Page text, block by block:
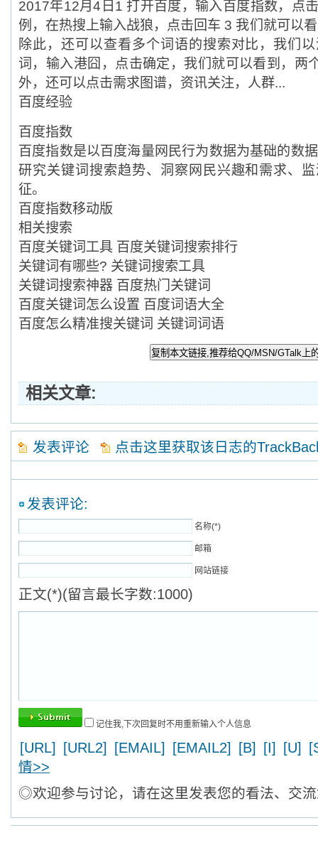
2017年12月4日1 打开百度，输入百度指数，点
例，在热搜上输入战狼，点击回车 3 我们就可以
除此，还可以查看多个词语的搜索对比，我们
词，输入港囧，点击确定，我们就可以看到，两
外，还可以点击需求图谱，资讯关注，人群...
百度经验
百度指数
百度指数是以百度海量网民行为数据为基础的数
研究关键词搜索趋势、洞察网民兴趣和需求、
征。
百度指数移动版
相关搜索
百度关键词工具 百度关键词搜索排行
关键词有哪些? 关键词搜索工具
关键词搜索神器 百度热门关键词
百度关键词怎么设置 百度词语大全
百度怎么精准搜关键词 关键词词语
相关文章:
发表评论 点击这里获取该日志的
发表评论:
名称(*)
邮箱
网站链接
正文(*)(留言最长字数:1000)
记住我,下次回复时不用重新输入个人信息
[URL] [URL2] [EMAIL] [EMAIL2] [B] [I] [U]
情>>
◎欢迎参与讨论，请在这里发表您的看法、交